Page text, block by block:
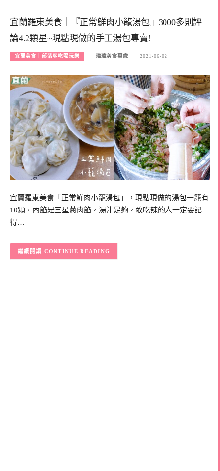
宜蘭羅東美食｜『正常鮮肉小籠湯包』3000多則評
論4.2顆星~現點現做的手工湯包專賣!
宜蘭美食｜部落客吃喝玩樂 瑋瑋美食萬歲 2021-06-02
宜蘭羅東美食「正常鮮肉小籠湯包」，現點現做的湯包一籠有
10顆，內餡是三星蔥肉餡，湯汁足夠，敢吃辣的人一定要記
得…
CONTINUE READING